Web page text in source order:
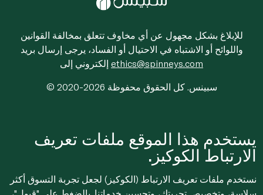
للإبلاغ بشكل مجهول عن أي مخاوف تتعلق بمخالفة القوانين
واللوائح أو الاشتباه في الاحتيال أو الفساد، يرجى إرسال بريد
ethics@spinneys.com
© 2020-2026 سبينس. كل الحقوق محفوظة
يستخدم هذا الموقع ملفات تعريف
الارتباط الكوكيز.
نستخدم ملفات تعريف الارتباط (الكوكيز) لجعل تجربة التسوق أكثر